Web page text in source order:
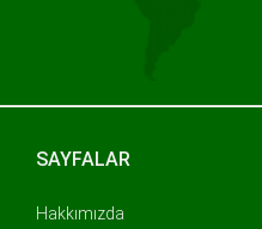
SAYFALAR
Hakkımızda